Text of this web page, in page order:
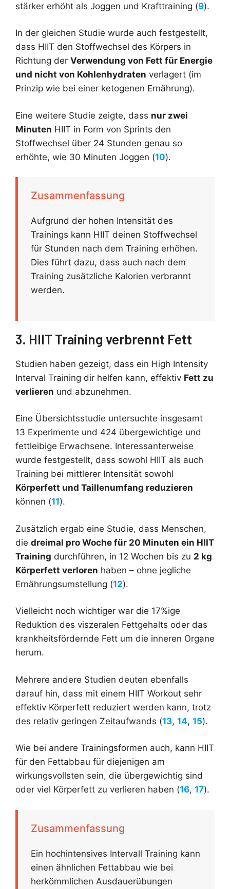
stärker erhöht als Joggen und Krafttraining (9).
In der gleichen Studie wurde auch festgestellt,
dass HIIT den Stoffwechsel des Körpers in
Richtung der Verwendung von Fett für Energie
und nicht von Kohlenhydraten verlagert (im
Prinzip wie bei einer ketogenen Ernährung).
Eine weitere Studie zeigte, dass nur zwei
Minuten HIIT in Form von Sprints den
Stoffwechsel über 24 Stunden genau so
erhöhte, wie 30 Minuten Joggen (10).
Zusammenfassung
Aufgrund der hohen Intensität des
Trainings kann HIIT deinen Stoffwechsel
für Stunden nach dem Training erhöhen.
Dies führt dazu, dass auch nach dem
Training zusätzliche Kalorien verbrannt
werden.
3. HIIT Training verbrennt Fett
Studien haben gezeigt, dass ein High Intensity
Interval Training dir helfen kann, effektiv Fett zu
verlieren und abzunehmen.
Eine Übersichtsstudie untersuchte insgesamt
13 Experimente und 424 übergewichtige und
fettleibige Erwachsene. Interessanterweise
wurde festgestellt, dass sowohl HIIT als auch
Training bei mittlerer Intensität sowohl
Körperfett und Taillenumfang reduzieren
können (11).
Zusätzlich ergab eine Studie, dass Menschen,
die dreimal pro Woche für 20 Minuten ein HIIT
Training durchführen, in 12 Wochen bis zu 2 kg
Körperfett verloren haben – ohne jegliche
Ernährungsumstellung (12).
Vielleicht noch wichtiger war die 17%ige
Reduktion des viszeralen Fettgehalts oder das
krankheitsfördernde Fett um die inneren Organe
herum.
Mehrere andere Studien deuten ebenfalls
darauf hin, dass mit einem HIIT Workout sehr
effektiv Körperfett reduziert werden kann, trotz
des relativ geringen Zeitaufwands (13, 14, 15).
Wie bei andere Trainingsformen auch, kann HIIT
für den Fettabbau für diejenigen am
wirkungsvollsten sein, die übergewichtig sind
oder viel Körperfett zu verlieren haben (16, 17).
Zusammenfassung
Ein hochintensives Intervall Training kann
einen ähnlichen Fettabbau wie bei
herkömmlichen Ausdauerübungen